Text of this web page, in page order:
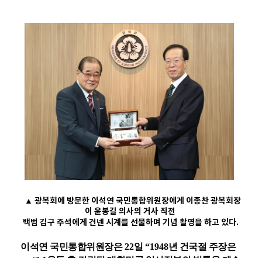
▲ 광복회에 방문한 이석연 국민통합위원장에게 이종찬 광복회장
이 윤봉길 의사의 거사 직전
백범 김구 주석에게 건넨 시계를 선물하며 기념 촬영을 하고 있다.
이석연 국민통합위원장은22일 “1948년 건국절 주장은